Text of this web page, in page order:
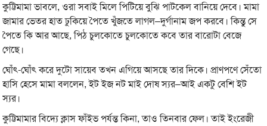
কুট্টিমামা ভাবলে, ওরা সবাই মিলে পিটিয়ে বুঝি পাটকেল বানিয়ে দেবে। মামা
জামার ভেতর হাত ঢুকিয়ে পৈতে খুঁজতে লাগল–দুর্গানাম জপ করবে। কিন্তু সে
পৈতে কি আর আছে, পিঠ চুলকোতে চুলকোতে কবে তার বারোটা বেজে
গেছে।
ঘোঁৎ-ঘোঁৎ করে দুটো সায়েব তখন এগিয়ে আসছে তার দিকে। প্রাণপণে সেঁতো
হাসি হেসে মামা বললেন, ইট ইজ নট মাই দোষ স্যর–আই একটু বেশি ইট
স্যর।
কুট্টিমামার বিদ্যে ক্লাস ফাঁইভ পর্যন্ত কিনা, তাও তিনবার ফেল। তাই ইংরেজী